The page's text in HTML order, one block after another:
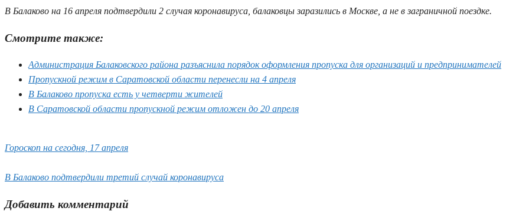
В Балаково на 16 апреля подтвердили 2 случая коронавируса, балаковцы заразились в Москве, а не в заграничной поездке.
Смотрите также:
Администрация Балаковского района разъяснила порядок оформления пропуска для организаций и предпринимателей
Пропускной режим в Саратовской области перенесли на 4 апреля
В Балаково пропуска есть у четверти жителей
В Саратовской области пропускной режим отложен до 20 апреля
Гороскоп на сегодня, 17 апреля
В Балаково подтвердили третий случай коронавируса
Добавить комментарий